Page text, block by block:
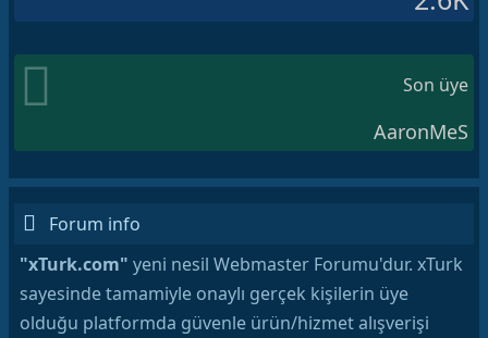
Son üye
AaronMeS
Forum info
"xTurk.com" yeni nesil Webmaster Forumu'dur. xTurk
sayesinde tamamiyle onaylı gerçek kişilerin üye
olduğu platformda güvenle ürün/hizmet alışverişi